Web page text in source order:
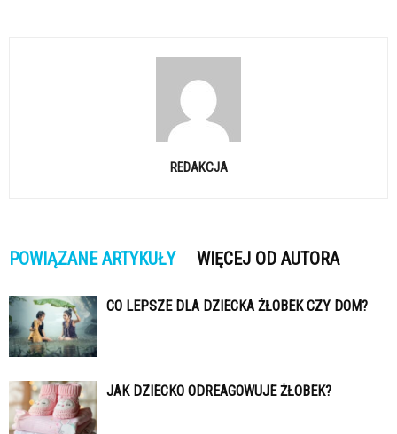
REDAKCJA
POWIĄZANE ARTYKUŁY WIĘCEJ OD AUTORA
CO LEPSZE DLA DZIECKA ŻŁOBEK CZY DOM?
JAK DZIECKO ODREAGOWUJE ŻŁOBEK?